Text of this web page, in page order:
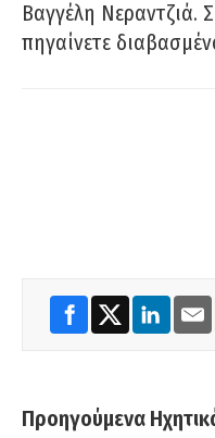
Βαγγέλη Νεραντζιά.
πηγαίνετε
Προηγούμενα